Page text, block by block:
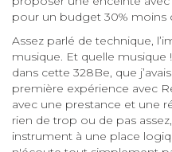
pour un budget 30% moins
Assez parlé de technique,
musique. Et quelle musique
dans cette 328Be, que
première expérience avec
avec une prestance et une
rien de trop ou de pas
instrument à une place